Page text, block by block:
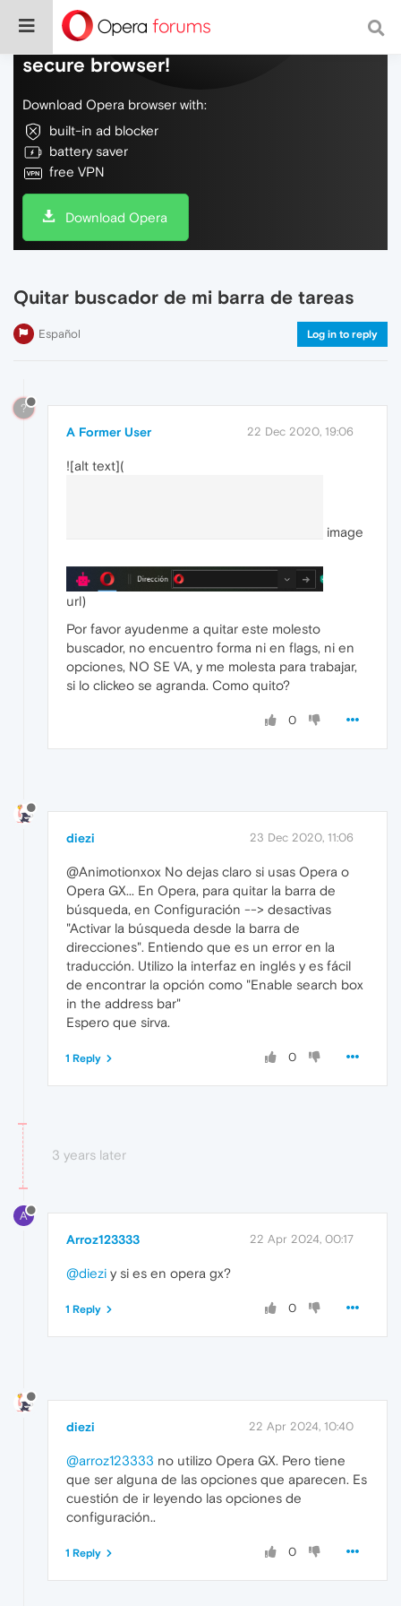
Do more on the web, with a fast and
secure browser!
Download Opera browser with:
built-in ad blocker
battery saver
free VPN
Download Opera
Quitar buscador de mi barra de tareas
Español Log in to reply
?
A Former User 22 Dec 2020, 19:06
![alt text](
image
url)
Por favor ayudenme a quitar este molesto
buscador, no encuentro forma ni en flags, ni en
opciones, NO SE VA, y me molesta para trabajar,
si lo clickeo se agranda. Como quito?
0
diezi 23 Dec 2020, 11:06
@Animotionxox No dejas claro si usas Opera o
Opera GX... En Opera, para quitar la barra de
búsqueda, en Configuración --> desactivas
"Activar la búsqueda desde la barra de
direcciones". Entiendo que es un error en la
traducción. Utilizo la interfaz en inglés y es fácil
de encontrar la opción como "Enable search box
in the address bar"
Espero que sirva.
0
1 Reply
3 years later
A
Arroz123333 22 Apr 2024, 00:17
@diezi y si es en opera gx?
0
1 Reply
diezi 22 Apr 2024, 10:40
@arroz123333 no utilizo Opera GX. Pero tiene
que ser alguna de las opciones que aparecen. Es
cuestión de ir leyendo las opciones de
configuración..
0
1 Reply